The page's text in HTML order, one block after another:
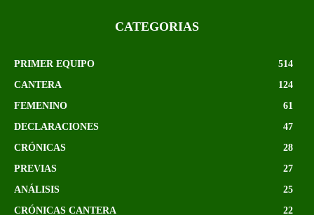
CATEGORIAS
PRIMER EQUIPO
514
CANTERA
124
FEMENINO
61
DECLARACIONES
47
CRÓNICAS
28
PREVIAS
27
ANÁLISIS
25
CRÓNICAS CANTERA
22